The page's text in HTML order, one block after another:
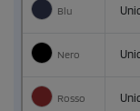
Blu
Nero
Rosso